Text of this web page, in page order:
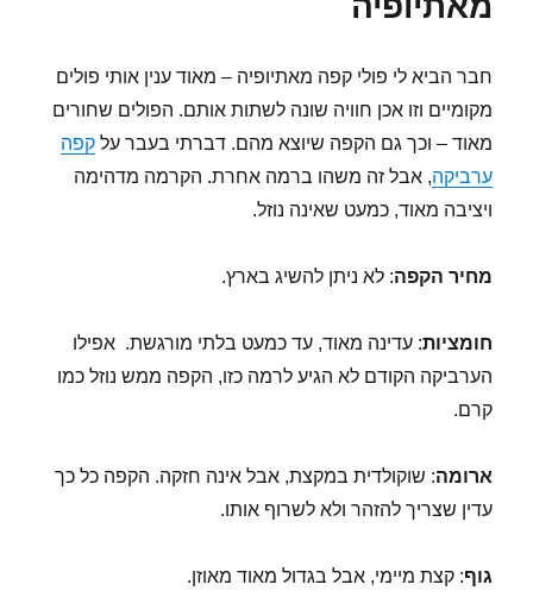
אילנ'ס
חבר הביא לי פולי קפה מאתיופיה – מאוד ענין אותי פולים
מקומיים וזו אכן חוויה שונה לשתות אותם. הפולים שחורים
מאוד – וכך גם הקפה שיוצא מהם. דברתי בעבר עלקפה
ערביקה, אבל זה משהו ברמה אחרת. הקרמה מדהימה
ויציבה מאוד, כמעט שאינה נוזל.
מחיר הקפה: לא ניתן להשיג בארץ.
חומציות: עדינה מאוד, עד כמעט בלתי מורגשת. אפילו
הערביקה הקודם לא הגיע לרמה כזו, הקפה ממש נוזל כמו
קרם.
ארומה: שוקולדית במקצת, אבל אינה חזקה. הקפה כל כך
עדין שצריך להזהר ולא לשרוף אותו.
גוף: קצת מיימי, אבל בגדול מאוד מאוזן.